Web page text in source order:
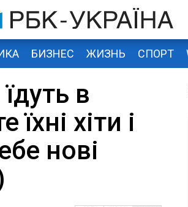
БИЗНЕС ЖИЗНЬ СПОРТ
в
їхні хіти і
нові